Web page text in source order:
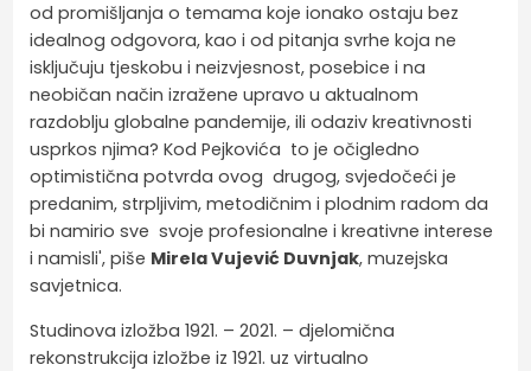
od promišljanja o temama koje ionako ostaju bez
idealnog odgovora, kao i od pitanja svrhe koja ne
isključuju tjeskobu i neizvjesnost, posebice i na
neobičan način izražene upravo u aktualnom
razdoblju globalne pandemije, ili odaziv kreativnosti
usprkos njima? Kod Pejkovića to je očigledno
optimistična potvrda ovog drugog, svjedočeći je
predanim, strpljivim, metodičnim i plodnim radom da
bi namirio sve svoje profesionalne i kreativne interese
i namisli', piše Mirela Vujević Duvnjak, muzejska
savjetnica.
Studinova izložba 1921. – 2021. – djelomična
rekonstrukcija izložbe iz 1921. uz virtualno